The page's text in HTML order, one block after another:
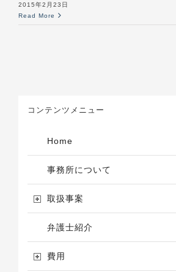
2015年2月23日
Read More
コンテンツメニュー
Home
事務所について
取扱事案
弁護士紹介
費用